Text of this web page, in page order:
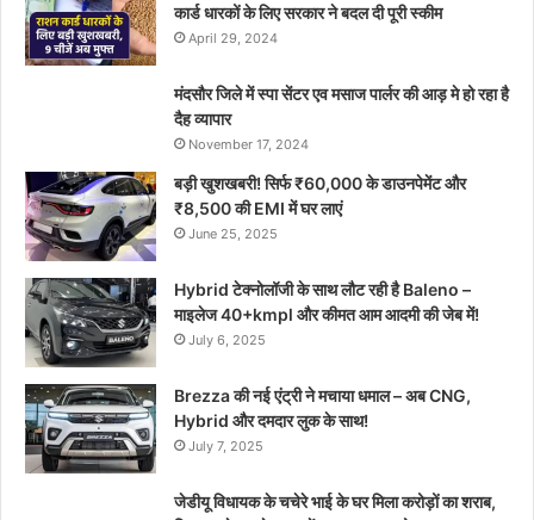
कार्ड धारकों के लिए सरकार ने बदल दी पूरी स्कीम
April 29, 2024
मंदसौर जिले में स्पा सेंटर एव मसाज पार्लर की आड़ मे हो रहा है
दैह व्यापार
November 17, 2024
बड़ी खुशखबरी! सिर्फ ₹60,000 के डाउनपेमेंट और
₹8,500 की EMI में घर लाएं
June 25, 2025
Hybrid टेक्नोलॉजी के साथ लौट रही है Baleno –
माइलेज 40+kmpl और कीमत आम आदमी की जेब में!
July 6, 2025
Brezza की नई एंट्री ने मचाया धमाल – अब CNG,
Hybrid और दमदार लुक के साथ!
July 7, 2025
जेडीयू विधायक के चचेरे भाई के घर मिला करोड़ों का शराब,